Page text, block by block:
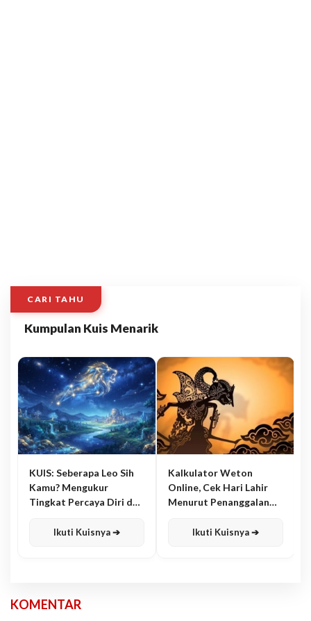
CARI TAHU
Kumpulan Kuis Menarik
KUIS: Seberapa Leo Sih
Kamu? Mengukur
Tingkat Percaya Diri dan
Ikuti Kuisnya ➔
Kalkulator Weton
Online, Cek Hari Lahir
Menurut Penanggalan
Ikuti Kuisnya ➔
KOMENTAR